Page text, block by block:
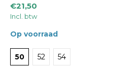
€21,50
Incl. btw
Op voorraad
50 52 54